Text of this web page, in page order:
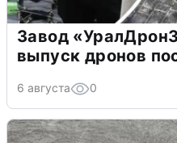
Завод
выпуск дронов
6 августа 0